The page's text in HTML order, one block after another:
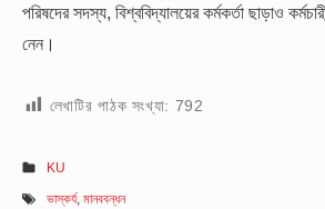
পরিষদের সদস্য, বিশ্ববিদ্যালয়ের কর্মকর্তা ছাড়াও
নেন।
লেখাটির পাঠক সংখ্যা: 792
KU
ভাস্কর্য,মানববন্ধন